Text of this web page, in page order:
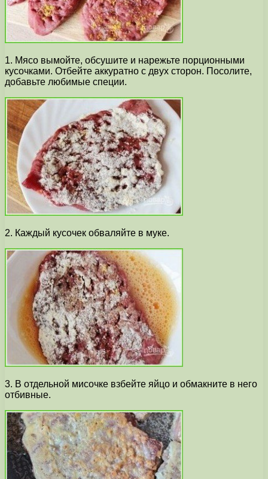
1. Мясо вымойте, обсушите и нарежьте порционными
кусочками. Отбейте аккуратно с двух сторон. Посолите,
добавьте любимые специи.
2. Каждый кусочек обваляйте в муке.
3. В отдельной мисочке взбейте яйцо и обмакните в него
отбивные.